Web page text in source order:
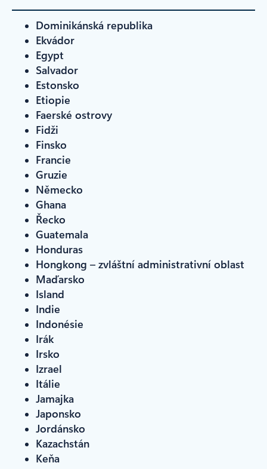
Dominikánská republika
Ekvádor
Egypt
Salvador
Estonsko
Etiopie
Faerské ostrovy
Fidži
Finsko
Francie
Gruzie
Německo
Ghana
Řecko
Guatemala
Honduras
Hongkong – zvláštní administrativní oblast
Maďarsko
Island
Indie
Indonésie
Irák
Irsko
Izrael
Itálie
Jamajka
Japonsko
Jordánsko
Kazachstán
Keňa